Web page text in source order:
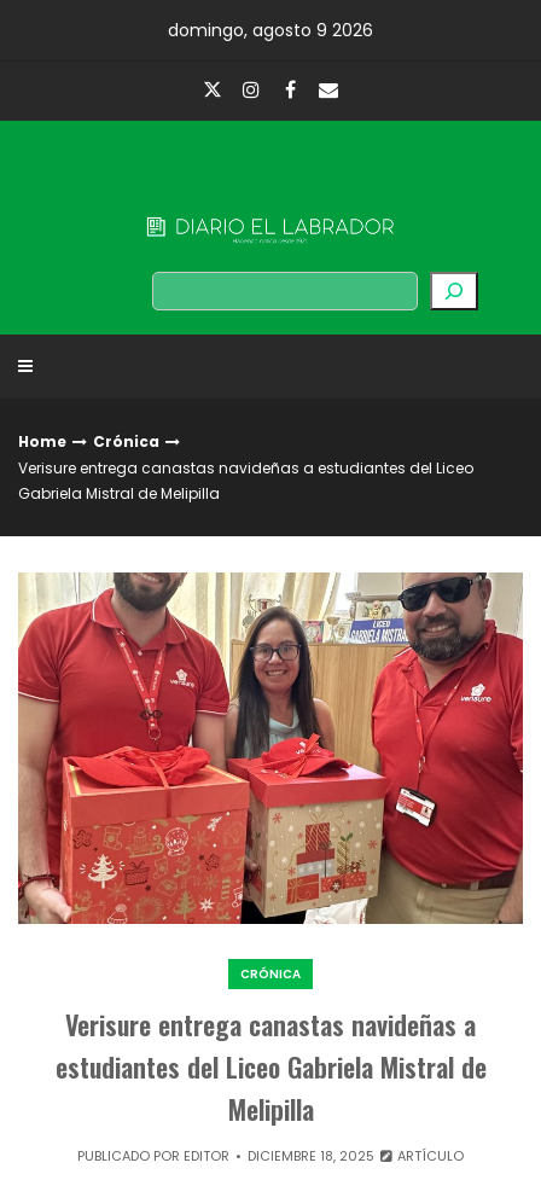
domingo, agosto 9 2026
Buscar
Home
Crónica
Verisure entrega canastas navideñas a estudiantes del Liceo
Gabriela Mistral de Melipilla
CRÓNICA
Verisure entrega canastas navideñas a
estudiantes del Liceo Gabriela Mistral de
Melipilla
PUBLICADO POR EDITOR DICIEMBRE 18, 2025 ARTÍCULO